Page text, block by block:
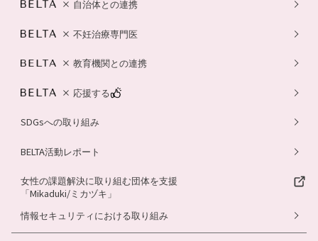
自治体との連携
不妊治療専門医
教育機関との連携
応援する
SDGsへの取り組み
BELTA活動レポート
女性の課題解決に取り組む団体を支援
「Mikaduki/ミカヅキ」
情報セキュリティにおける取り組み